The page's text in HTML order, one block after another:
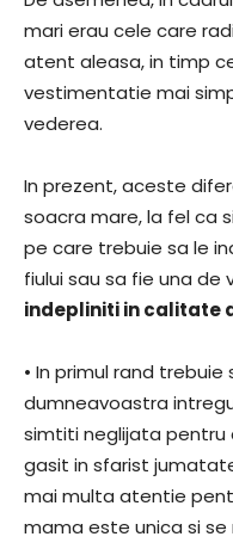
mari erau cele care
atent aleasa, in timp
vestimentatie mai
vederea.
In prezent, aceste
soacra mare, la fel ca
pe care trebuie sa le
fiului sau sa fie una de
indepliniti in calitate
• In primul rand trebuie
dumneavoastra
simtiti neglijata pentru
gasit in sfarist
mai multa atentie
mama este unica si